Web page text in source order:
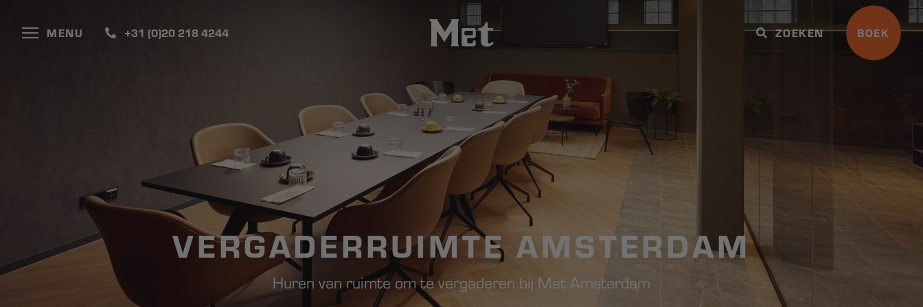
MENU +31 (0)20 218 4244 ZOEKEN BOEK
VERGADERRUIMTE AMSTERDAM
Huren van ruimte om te vergaderen bij Met Amsterdam